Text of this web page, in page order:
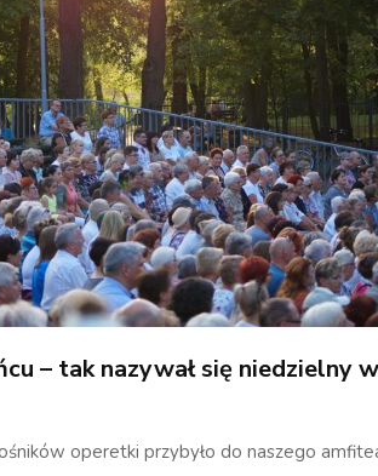
– tak nazywał się niedzielny
operetki przybyło do naszego